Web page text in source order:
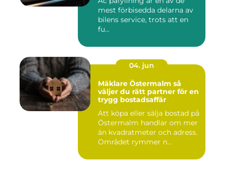
mest förbisedda delarna av
bilens service, trots att en
fu...
04. jun
Mäklare Östermalm så
väljer du rätt partner för en
trygg bostadsaffär
Att köpa eller sälja bostad på
Östermalm handlar om mer
än kvadratmeter och adress.
Området rymmer n...